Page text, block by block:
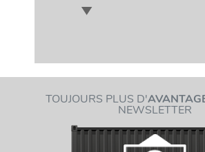
TOUJOURS PLUS D'
NEWSLETTER